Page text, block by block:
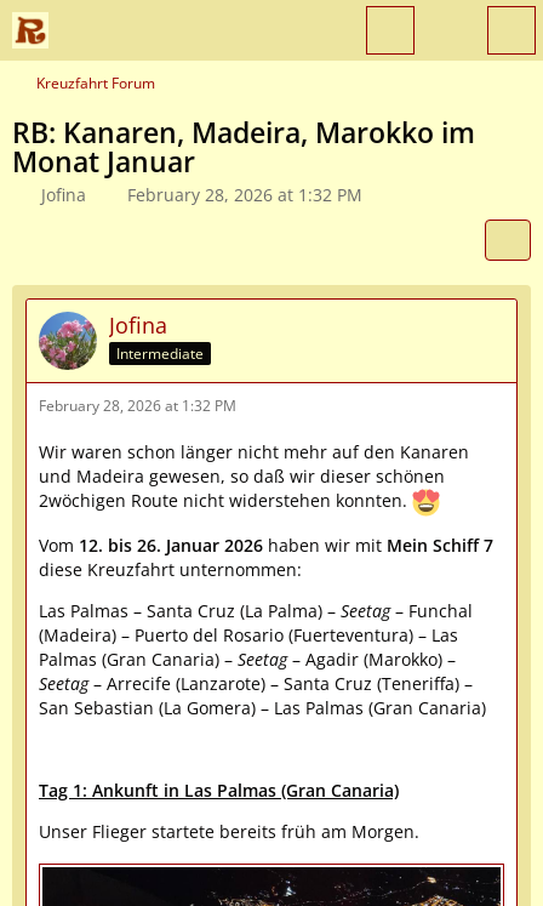
Kreuzfahrt Forum
RB: Kanaren, Madeira, Marokko im
Monat Januar
Jofina February 28, 2026 at 1:32 PM
Jofina
Intermediate
February 28, 2026 at 1:32 PM
Wir waren schon länger nicht mehr auf den Kanaren
und Madeira gewesen, so daß wir dieser schönen
2wöchigen Route nicht widerstehen konnten.
Vom 12. bis 26. Januar 2026 haben wir mit Mein Schiff 7
diese Kreuzfahrt unternommen:
Las Palmas – Santa Cruz (La Palma) – Seetag– Funchal
(Madeira) – Puerto del Rosario (Fuerteventura) – Las
Palmas (Gran Canaria) – Seetag– Agadir (Marokko) –
Seetag– Arrecife (Lanzarote) – Santa Cruz (Teneriffa) –
San Sebastian (La Gomera) – Las Palmas (Gran Canaria)
Tag 1: Ankunft in Las Palmas (Gran Canaria)
Unser Flieger startete bereits früh am Morgen.